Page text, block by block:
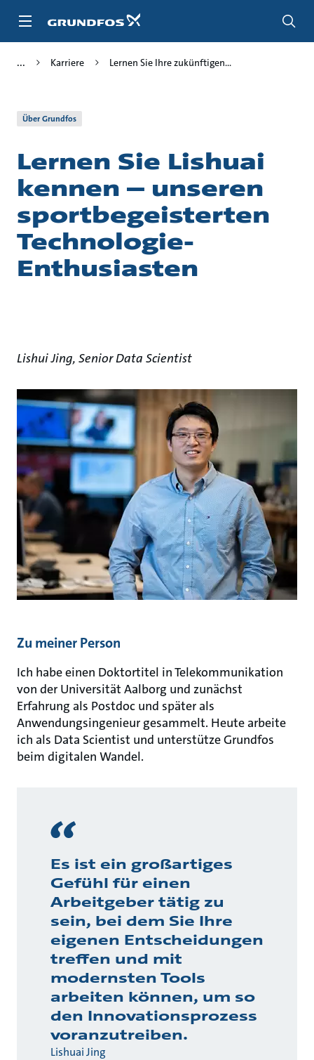
Inhalt
Karriere Lernen Sie Ihre zukünftigen...
Über Grundfos
Lernen Sie Lishuai
kennen – unseren
sportbegeisterten
Technologie-
Enthusiasten
Lishui Jing, Senior Data Scientist
Zu meiner Person
Ich habe einen Doktortitel in Telekommunikation
von der Universität Aalborg und zunächst
Erfahrung als Postdoc und später als
Anwendungsingenieur gesammelt. Heute arbeite
ich als Data Scientist und unterstütze Grundfos
beim digitalen Wandel.
Es ist ein großartiges
Gefühl für einen
Arbeitgeber tätig zu
sein, bei dem Sie Ihre
eigenen Entscheidungen
treffen und mit
modernsten Tools
arbeiten können, um so
den Innovationsprozess
voranzutreiben.
Lishuai Jing